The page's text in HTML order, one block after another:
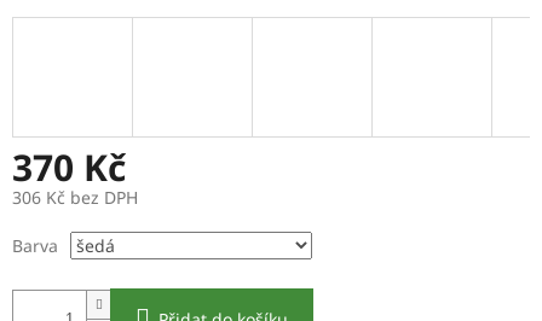
370 Kč
306 Kč bez DPH
cena:
Barva